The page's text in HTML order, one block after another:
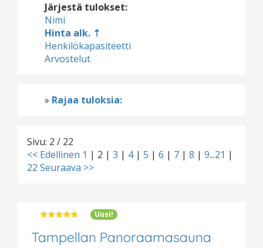
Järjestä tulokset:
Nimi
Hinta alk.
Henkilökapasiteetti
Arvostelut
» Rajaa tuloksia:
Sivu: 2 / 22
<< Edellinen 1 | 2 | 3 | 4| 5 | 6 | 7 | 8 | 9...21 |
22 Seuraava >>
Uusi!
Tampellan Panoraamasauna